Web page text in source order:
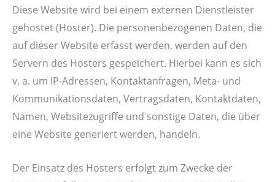
Diese Website wird bei einem externen Dienstleister
gehostet (Hoster). Die personenbezogenen Daten, die
auf dieser Website erfasst werden, werden auf den
Servern des Hosters gespeichert. Hierbei kann es sich
v. a. um IP-Adressen, Kontaktanfragen, Meta- und
Kommunikationsdaten, Vertragsdaten, Kontaktdaten,
Namen, Websitezugriffe und sonstige Daten, die über
eine Website generiert werden, handeln.
Der Einsatz des Hosters erfolgt zum Zwecke der